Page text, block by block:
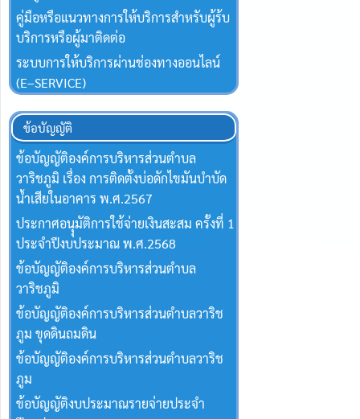
คู่มือหรือแนวทางการให้บริการสำหรับผู้ร้บ
บริการหรือผู้มาติดต่อ
ระบบการให้บริการผ่านช่องทางออนไลน์
(E–SERVICE)
ข้อบัญญัติ
ข้อบัญญัติองค์การบริหารส่วนตำบล
วาริชภูมิ เรื่อง การติดตั้งบ่อดักไขมันบำบัด
น้ำเสียในอาคาร พ.ศ.2567
ประกาศอนุุมัติการใช้จ่ายเงินสะสม ครั้งที่ 1
ประจำปีงบประมาณ พ.ศ.2568
ข้อบัญญัติองค์การบริหารส่วนตำบล
วาริชภูมิ
ข้อบัญญัติองค์การบริหารส่วนตำบลวาริช
ภูม ขุดดินถมดิน
ข้อบัญญัติองค์การบริหารส่วนตำบลวาริช
ภูม
ข้อบัญญัติงบประมาณรายจ่ายประจำ